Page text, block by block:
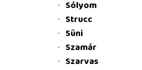
Sólyom
Strucc
Süni
Szamár
Szarvas